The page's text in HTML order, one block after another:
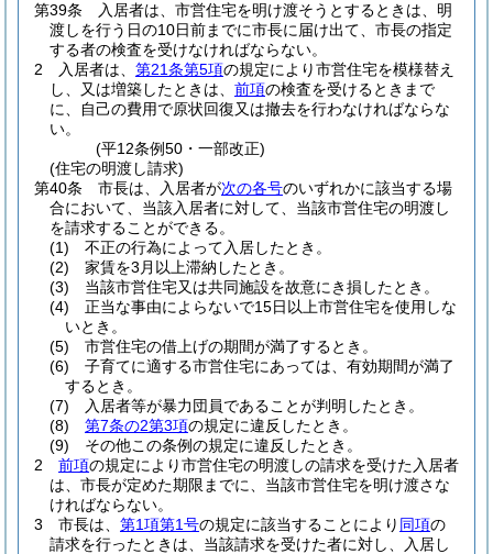
第39条
入居者は、市営住宅を明け渡そうとするときは、明
渡しを行う日の10日前までに市長に届け出て、市長の指定
する者の検査を受けなければならない。
2
入居者は、 第21条第5項の規定により市営住宅を模様替え
し、又は増築したときは、 前項の検査を受けるときまで
に、自己の費用で原状回復又は撤去を行わなければならな
い。
(平12条例50・一部改正)
(住宅の明渡し請求)
第40条
市長は、入居者が次の各号のいずれかに該当する場
合において、当該入居者に対して、当該市営住宅の明渡し
を請求することができる。
(1)
不正の行為によって入居したとき。
(2)
家賃を3月以上滞納したとき。
(3)
当該市営住宅又は共同施設を故意にき損したとき。
(4)
正当な事由によらないで15日以上市営住宅を使用しな
いとき。
(5)
市営住宅の借上げの期間が満了するとき。
(6)
子育てに適する市営住宅にあっては、有効期間が満了
するとき。
(7)
入居者等が暴力団員であることが判明したとき。
(8)
第7条の2第3項の規定に違反したとき。
(9)
その他この条例の規定に違反したとき。
2
前項の規定により市営住宅の明渡しの請求を受けた入居者
は、市長が定めた期限までに、当該市営住宅を明け渡さな
ければならない。
3
市長は、 第1項第1号の規定に該当することにより 同項の
請求を行ったときは、当該請求を受けた者に対し、入居し